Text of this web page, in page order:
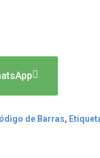
de Barras,